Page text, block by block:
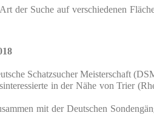
der Suche auf verschiedenen
Schatzsucher Meisterschaft
in der Nähe von Trier
mit der Deutschen